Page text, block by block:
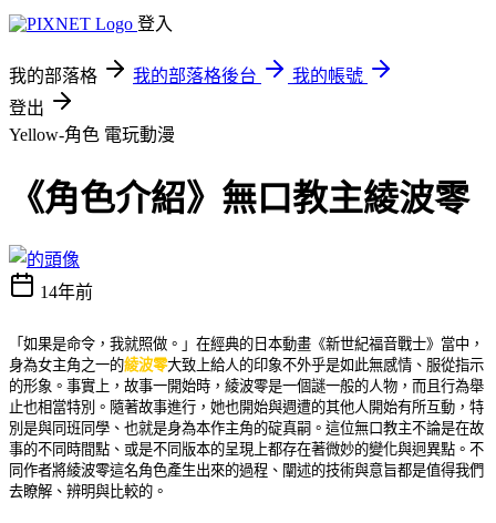
登入
我的部落格 我的部落格後台
我的帳號
登出
Yellow-角色 電玩動漫
《角色介紹》無口教主綾波零
14年前
「如果是命令，我就照做。」在經典的日本動畫《新世紀福音戰士》當中，
身為女主角之一的綾波零大致上給人的印象不外乎是如此無感情、服從指示
的形象。事實上，故事一開始時，綾波零是一個謎一般的人物，而且行為舉
止也相當特別。隨著故事進行，她也開始與週遭的其他人開始有所互動，特
別是與同班同學、也就是身為本作主角的碇真嗣。這位無口教主不論是在故
事的不同時間點、或是不同版本的呈現上都存在著微妙的變化與迥異點。不
同作者將綾波零這名角色產生出來的過程、闡述的技術與意旨都是值得我們
去瞭解、辨明與比較的。